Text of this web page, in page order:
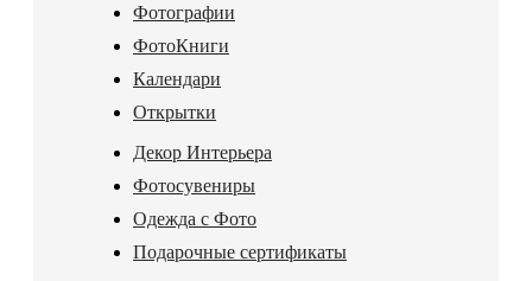
Фотографии
ФотоКниги
Календари
Открытки
Декор Интерьера
Фотосувениры
Одежда с Фото
Подарочные сертификаты